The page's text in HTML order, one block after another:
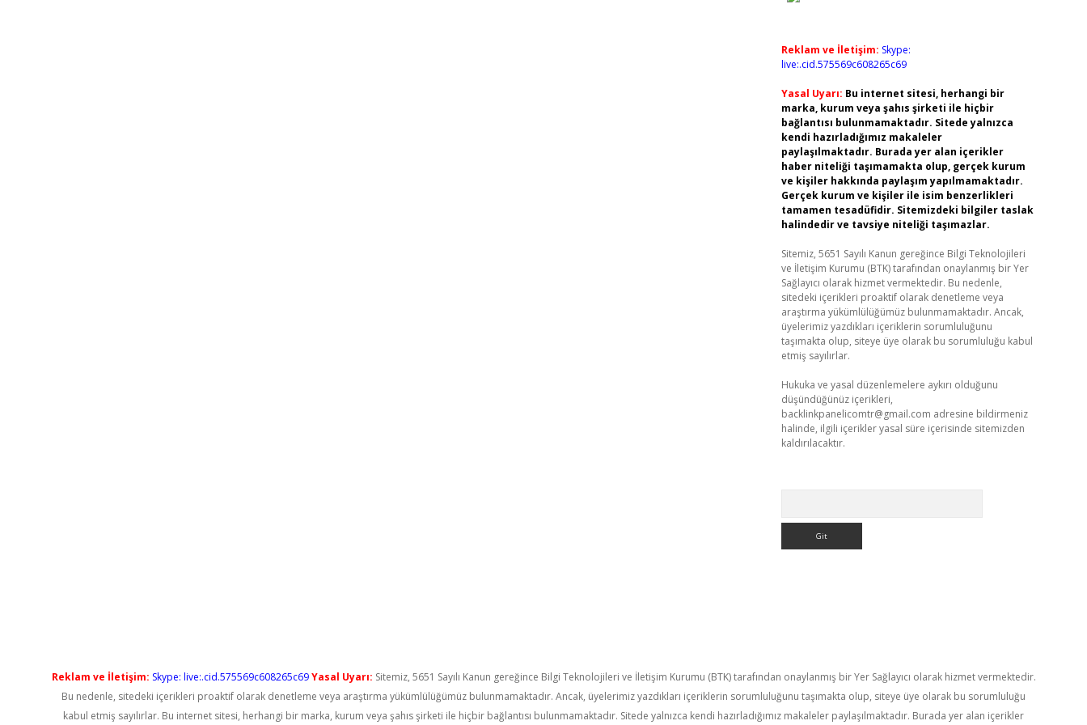
Reklam ve İletişim: Skype:
live:.cid.575569c608265c69
Yasal Uyarı: Bu internet sitesi, herhangi bir
marka, kurum veya şahıs şirketi ile hiçbir
bağlantısı bulunmamaktadır. Sitede yalnızca
kendi hazırladığımız makaleler
paylaşılmaktadır. Burada yer alan içerikler
haber niteliği taşımamakta olup, gerçek kurum
ve kişiler hakkında paylaşım yapılmamaktadır.
Gerçek kurum ve kişiler ile isim benzerlikleri
tamamen tesadüfidir. Sitemizdeki bilgiler taslak
halindedir ve tavsiye niteliği taşımazlar.
Sitemiz, 5651 Sayılı Kanun gereğince Bilgi Teknolojileri
ve İletişim Kurumu (BTK) tarafından onaylanmış bir Yer
Sağlayıcı olarak hizmet vermektedir. Bu nedenle,
sitedeki içerikleri proaktif olarak denetleme veya
araştırma yükümlülüğümüz bulunmamaktadır. Ancak,
üyelerimiz yazdıkları içeriklerin sorumluluğunu
taşımakta olup, siteye üye olarak bu sorumluluğu kabul
etmiş sayılırlar.
Hukuka ve yasal düzenlemelere aykırı olduğunu
düşündüğünüz içerikleri,
backlinkpanelicomtr@gmail.com adresine bildirmeniz
halinde, ilgili içerikler yasal süre içerisinde sitemizden
kaldırılacaktır.
Reklam ve İletişim: Skype: live:.cid.575569c608265c69 Yasal Uyarı: Sitemiz, 5651 Sayılı Kanun gereğince Bilgi Teknolojileri ve İletişim Kurumu (BTK) tarafından onaylanmış bir Yer Sağlayıcı olarak hizmet vermektedir.
Bu nedenle, sitedeki içerikleri proaktif olarak denetleme veya araştırma yükümlülüğümüz bulunmamaktadır. Ancak, üyelerimiz yazdıkları içeriklerin sorumluluğunu taşımakta olup, siteye üye olarak bu sorumluluğu
kabul etmiş sayılırlar. Bu internet sitesi, herhangi bir marka, kurum veya şahıs şirketi ile hiçbir bağlantısı bulunmamaktadır. Sitede yalnızca kendi hazırladığımız makaleler paylaşılmaktadır. Burada yer alan içerikler